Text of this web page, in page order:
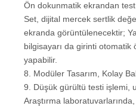
Ön dokunmatik ekrandan
Set, dijital mercek sertlik
ekranda görüntülenecektir;
bilgisayarı da girinti
yapabilir.
8. Modüler Tasarım, Kolay
9. Düşük gürültü testi işlemi,
Araştırma